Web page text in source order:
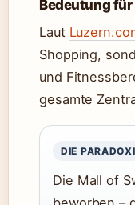
Bedeutung
Laut
Shopping,
und
gesamte
DIE
Die Mall of